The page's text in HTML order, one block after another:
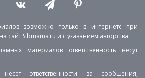
возможно только в интернете при
сайт Sibmama.ru и с указанием авторства.
материалов ответственность несут
ответственности за сообщения,